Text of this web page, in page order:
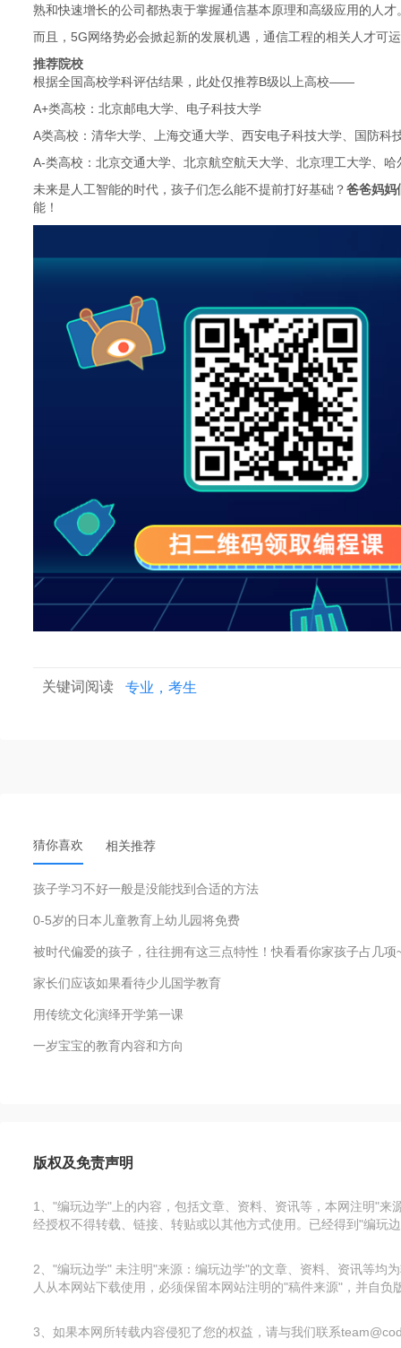
熟和快速增长的公司都热衷于掌握通信基本原理和高级应用的人才
而且，5G网络势必会掀起新的发展机遇，通信工程的相关人才可
推荐院校
根据全国高校学科评估结果，此处仅推荐B级以上高校——
A+类高校：北京邮电大学、电子科技大学
A类高校：清华大学、上海交通大学、西安电子科技大学、国防科
A-类高校：北京交通大学、北京航空航天大学、北京理工大学、
未来是人工智能的时代，孩子们怎么能不提前打好基础？爸爸妈妈
能！
关键词阅读 专业，考生
猜你喜欢 相关推荐
孩子学习不好一般是没能找到合适的方法
0-5岁的日本儿童教育上幼儿园将免费
被时代偏爱的孩子，往往拥有这三点特性！快看看你家孩子占几项
家长们应该如果看待少儿国学教育
用传统文化演绎开学第一课
一岁宝宝的教育内容和方向
版权及免责声明
1、"编玩边学"上的内容，包括文章、资料、资讯等，本网注明"
经授权不得转载、链接、转贴或以其他方式使用。已经得到"编玩
2、"编玩边学" 未注明"来源：编玩边学"的文章、资料、资讯等均
人从本网站下载使用，必须保留本网站注明的"稿件来源"，并自
3、如果本网所转载内容侵犯了您的权益，请与我们联系